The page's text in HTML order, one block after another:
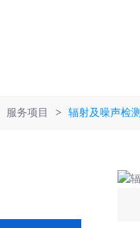
服务项目 > 辐射及噪声检测